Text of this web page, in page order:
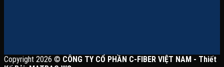
Copyright 2026 © CÔNG TY CỔ PHẦN C-FIBER VIỆT NAM - Thiết